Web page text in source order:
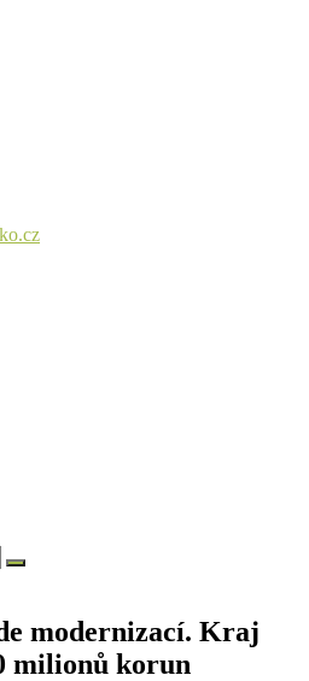
modernizací. Kraj
milionů korun